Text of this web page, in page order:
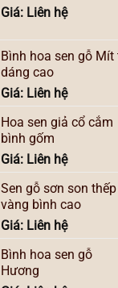
Giá: Liên hệ
Bình hoa sen gỗ Mít
dáng cao
Giá: Liên hệ
Hoa sen giả cổ cắm
bình gốm
Giá: Liên hệ
Sen gỗ sơn son thếp
vàng bình cao
Giá: Liên hệ
Bình hoa sen gỗ
Hương